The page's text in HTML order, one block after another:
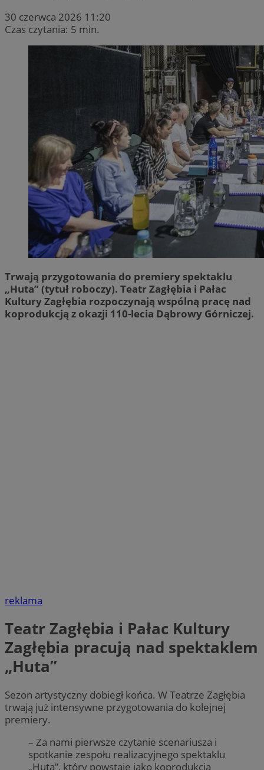
30 czerwca 2026 11:20
Czas czytania: 5 min.
Trwają przygotowania do premiery spektaklu
„Huta” (tytuł roboczy). Teatr Zagłębia i Pałac
Kultury Zagłębia rozpoczynają wspólną pracę nad
koprodukcją z okazji 110-lecia Dąbrowy Górniczej.
reklama
Teatr Zagłębia i Pałac Kultury
Zagłębia pracują nad spektaklem
„Huta”
Sezon artystyczny dobiegł końca. W Teatrze Zagłębia
trwają już intensywne przygotowania do kolejnej
premiery.
– Za nami pierwsze czytanie scenariusza i
spotkanie zespołu realizacyjnego spektaklu
„Huta”, który powstaje jako koprodukcja